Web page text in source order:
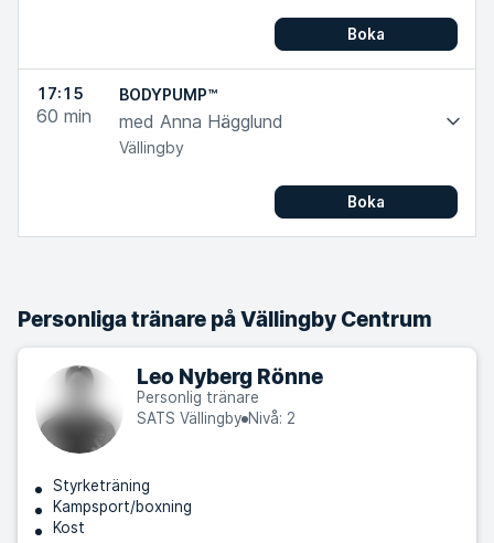
Boka
17:15
60 min
BODYPUMP™
med Anna Hägglund
Vällingby
Boka
Personliga tränare på Vällingby Centrum
Leo Nyberg Rönne
Personlig tränare
SATS Vällingby Nivå: 2
Styrketräning
Kampsport/boxning
Kost